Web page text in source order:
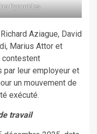
Pyramides
Aziague, David
Marius Attor et
contestent
par leur employeur et
un mouvement de
exécuté.
travail